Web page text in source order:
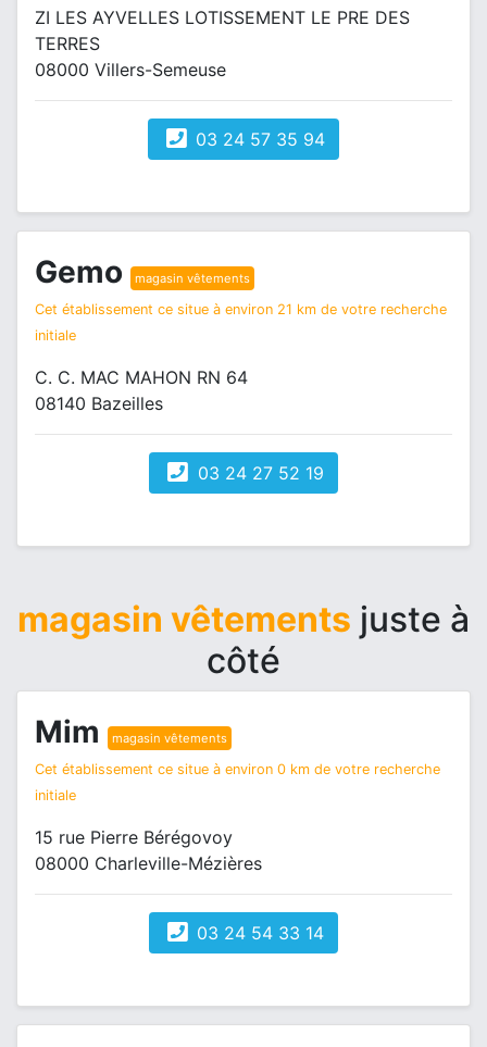
ZI LES AYVELLES LOTISSEMENT LE PRE DES
TERRES
08000 Villers-Semeuse
03 24 57 35 94
Gemo magasin vêtements
Cet établissement ce situe à environ 21 km de votre recherche
initiale
C. C. MAC MAHON RN 64
08140 Bazeilles
03 24 27 52 19
magasin vêtements juste à
côté
Mim magasin vêtements
Cet établissement ce situe à environ 0 km de votre recherche
initiale
15 rue Pierre Bérégovoy
08000 Charleville-Mézières
03 24 54 33 14